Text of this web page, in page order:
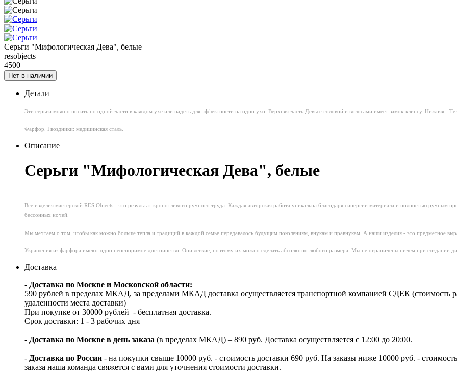
Серьги "Мифологическая Дева", белые
resobjects
4500
Нет в наличии
Детали
Эти серьги можно носить по одной части в каждом ухе или надеть для эффектности на одно ухо. Верхняя часть Девы с головой и волосами имеет замок-клипсу. Нижняя -
Фарфор. Гвоздники: медицинская сталь.
Описание
Серьги "Мифологическая Дева", белые
Все изделия мастерской RES Objects - это результат кропотливого ручного труда. Каждая авторская работа уникальна благодаря синергии материала и полностью
бессонных ночей.
Мы мечтаем о том, чтобы как можно больше тепла и традиций в каждой семье передавалось будущим поколениям, внукам и правнукам. А наши изделия - это предметное
Украшения из фарфора имеют одно неоспоримое достоинство. Они легкие, поэтому их можно сделать абсолютно любого размера. Мы не ограничены ничем при создании
Доставка
- Доставка по Москве и Московской области:
590 рублей в пределах МКАД, за пределами МКАД доставка осуществляется транспортной компанией СДЕК (стоимость
удаленности места доставки)
При покупке от 30000 рублей - бесплатная доставка.
Срок доставки: 1 - 3 рабочих дня
- Доставка по Москве в день заказа (в пределах МКАД) – 890 руб. Доставка осуществляется с 12:00 до 20:00.
- Доставка по России - на покупки свыше 10000 руб. - стоимость доставки 690 руб. На заказы ниже 10000 руб. -
заказа наша команда свяжется с вами для уточнения стоимости доставки.